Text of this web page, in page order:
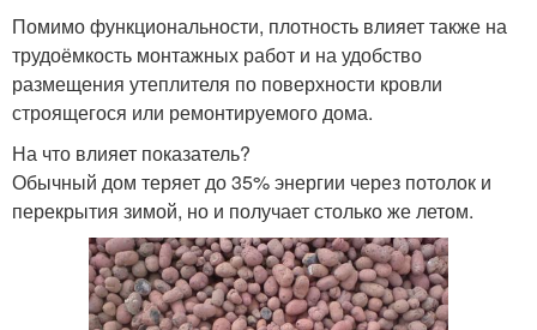
Помимо функциональности, плотность влияет также на
трудоёмкость монтажных работ и на удобство
размещения утеплителя по поверхности кровли
строящегося или ремонтируемого дома.
На что влияет показатель?
Обычный дом теряет до 35% энергии через потолок и
перекрытия зимой, но и получает столько же летом.